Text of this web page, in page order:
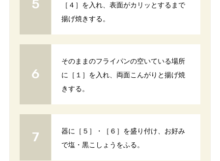
［４］を入れ、表面がカリッとするまで
揚げ焼きする。
そのままのフライパンの空いている場所
に［１］を入れ、両面こんがりと揚げ焼
きする。
器に［５］・［６］を盛り付け、お好み
で塩・黒こしょうをふる。